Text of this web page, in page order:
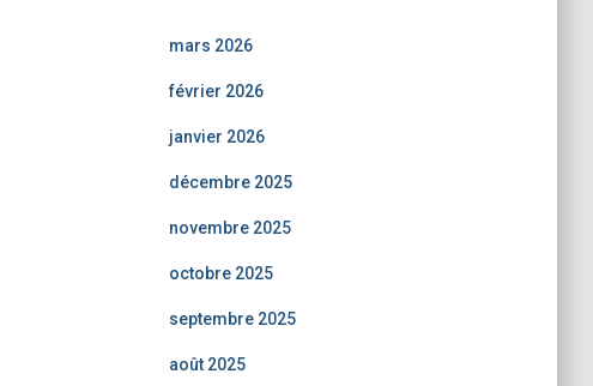
mars 2026
février 2026
janvier 2026
décembre 2025
novembre 2025
octobre 2025
septembre 2025
août 2025